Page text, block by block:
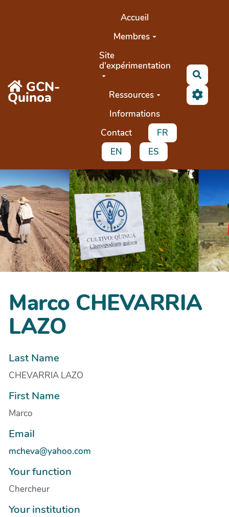
GCN-
Quinoa
Accueil
Membres
Site
d'expérimentation
Ressources
Informations
Contact
FR
EN
ES
Marco CHEVARRIA
LAZO
Last Name
CHEVARRIA LAZO
First Name
Marco
Email
mcheva@yahoo.com
Your function
Chercheur
Your institution